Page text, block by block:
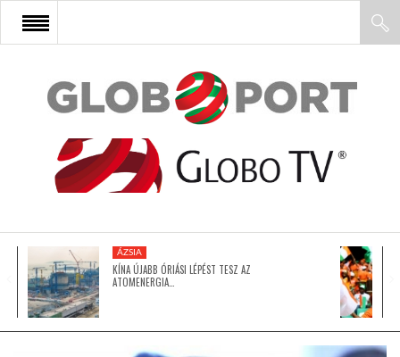
FŐOLDAL
AFRIKA
ÁZSIA
ÁZSIA
KÍNA ÚJABB ÓRIÁSI LÉPÉST TESZ AZ
ATOMENERGIA…